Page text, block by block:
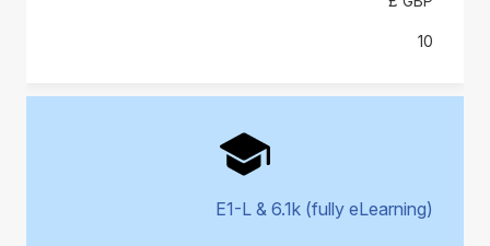
E1-L & 6.1k (fully eLearning)